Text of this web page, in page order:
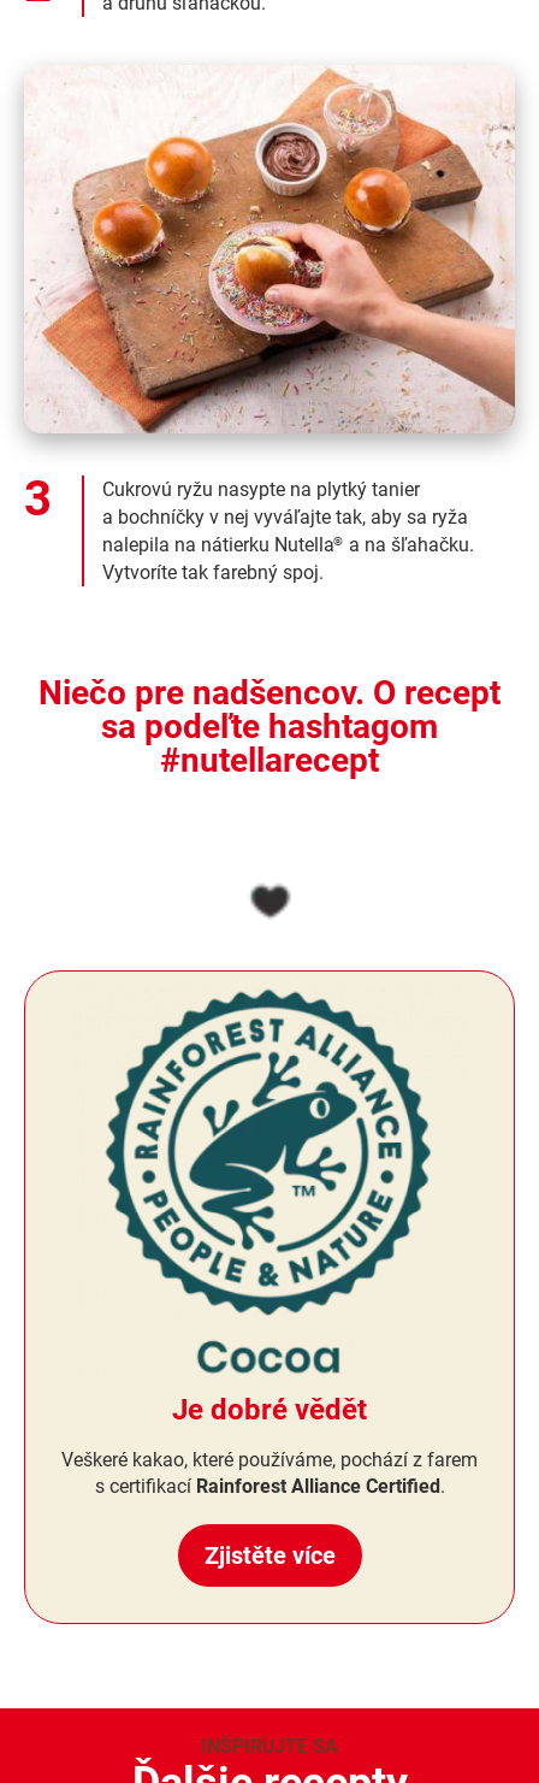
Cukrovú ryžu nasypte na plytký tanier
a bochníčky v nej vyváľajte tak, aby sa ryža
nalepila na nátierku Nutella® a na šľahačku.
Vytvoríte tak farebný spoj.
Niečo pre nadšencov. O recept
sa podeľte hashtagom
#nutellarecept
Je dobré vědět
Veškeré kakao, které používáme, pochází z farem
s certifikací Rainforest Alliance Certified.
Zjistěte více
INŠPIRUJTE SA